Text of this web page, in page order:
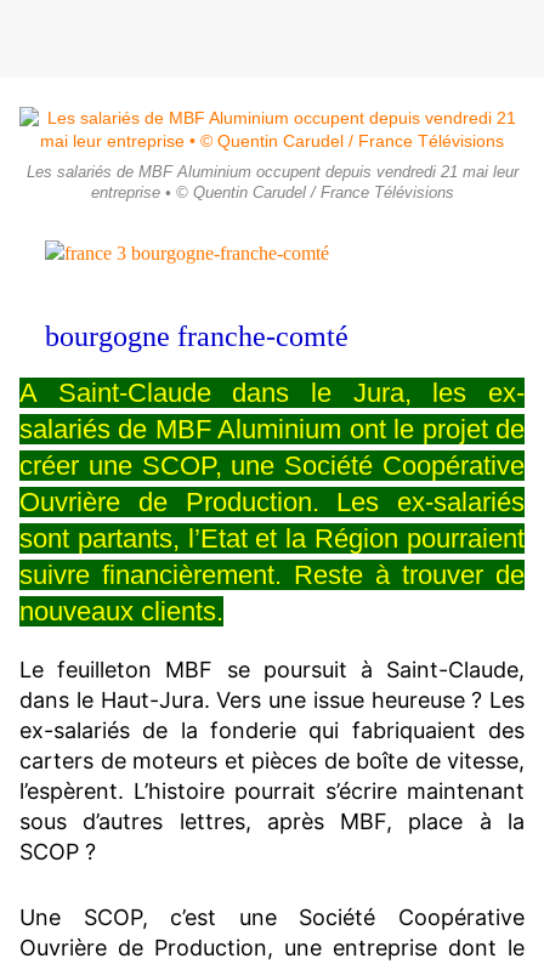
Les salariés de MBF Aluminium occupent depuis vendredi 21 mai leur
entreprise • © Quentin Carudel / France Télévisions
bourgogne franche-comté
A Saint-Claude dans le Jura, les ex-
salariés de MBF Aluminium ont le projet de
créer une SCOP, une Société Coopérative
Ouvrière de Production. Les ex-salariés
sont partants, l’Etat et la Région pourraient
suivre financièrement. Reste à trouver de
nouveaux clients.
Le feuilleton MBF se poursuit à Saint-Claude,
dans le Haut-Jura. Vers une issue heureuse ? Les
ex-salariés de la fonderie qui fabriquaient des
carters de moteurs et pièces de boîte de vitesse,
l’espèrent. L’histoire pourrait s’écrire maintenant
sous d’autres lettres, après MBF, place à la
SCOP ?
Une SCOP, c’est une Société Coopérative
Ouvrière de Production, une entreprise dont le